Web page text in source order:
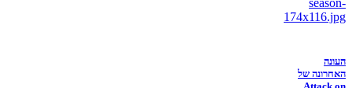
העונה
האחרונה של